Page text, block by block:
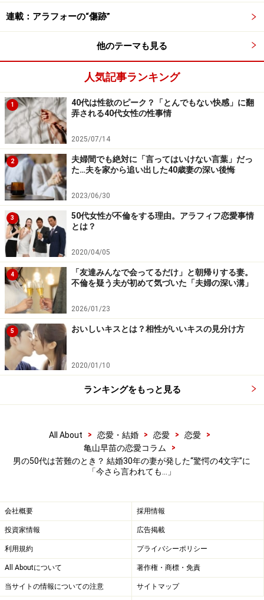
ふたり抱えているとき、妻は心がすり減っていた。
「たまには子どもを見ていてほしい。休憩したいと必死
に訴えても、あなたは週末、ゴルフに出かけた。そのと
き私には絶望感しかなかったと妻に言われました。あの
当時はゴルフもまた仕事だった。だから、というわけで
はないけど40歳で妻の注文通りの家が買えた。大きな病
気もせずに今まで来られたのは妻のおかげだと思ってい
ますが、それはもうお互いさまでしょう、夫婦なんだか
ら」
ずっとがんばってきたんだよ、オレだって。マサノリさ
んはそんな思いを抱いている。ふたりともがんばってき
た、だから定年後は楽しく暮らそう。結婚30年目にはそ
う言いたかった。だが、妻から先に三行半をつきつけら
れた。
「僕の定年は65歳。実はあと7年ある。妻だってそれを
知っていながら、なぜ今言ったのかがわからない。娘に
よれば、ここから離婚までカウントダウンしていくらし
いんですが、その間、僕が変われば妻の考えも変わるか
もしれないとのことでした」
それを聞いて、なんとか離婚は免れたいと思う一方で、
30年という長い時間を、そんなふうにバッサリ斬ろうと
「どうやら妻には、親の遺産が入ったみたいなんです
と合わせて暮らしていけるという算段があるんじゃない
でしょうか。『おとうさん、ひとりになったら寂しいん
じゃない？』と娘は言いますが、妻の本心を知ってしま
うと信頼感がガラガラと崩れてしまった」
今のところ、妻とはこれまで通りの生活を送っている。
連載：アラフォーの“傷跡”
他のテーマも見る
人気記事ランキング
1
40代は性欲のピーク？「とんでもない快感」に翻
弄される40代女性の性事情
2025/07/14
2
夫婦間でも絶対に「言ってはいけない言葉」だっ
た…夫を家から追い出した40歳妻の深い後悔
2023/06/30
3
50代女性が不倫をする理由。アラフィフ恋愛事情
とは？
2020/04/05
4
「友達みんなで会ってるだけ」と朝帰りする妻。
不倫を疑う夫が初めて気づいた「夫婦の深い溝」
2026/01/23
5 おいしいキスとは？相性がいいキスの見分け方
2020/01/10
ランキングをもっと見る
All About > 恋愛・結婚 > 恋愛 > 恋愛
>
亀山早苗の恋愛コラム
>
男の50代は苦難のとき？ 結婚30年の妻が発した“驚愕の4文字”に
「今さら言われても…」
会社概要 採用情報
投資家情報 広告掲載
利用規約 プライバシーポリシー
All Aboutについて 著作権・商標・免責
当サイトの情報についての注意 サイトマップ